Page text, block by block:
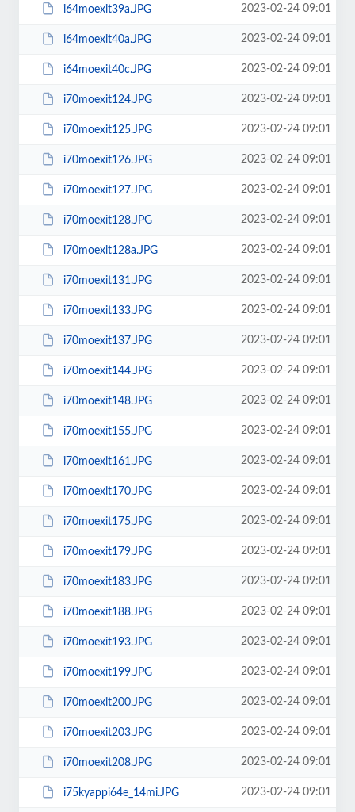
i64moexit39a.JPG 2023-02-24 09:01
i64moexit40a.JPG 2023-02-24 09:01
i64moexit40c.JPG 2023-02-24 09:01
i70moexit124.JPG 2023-02-24 09:01
i70moexit125.JPG 2023-02-24 09:01
i70moexit126.JPG 2023-02-24 09:01
i70moexit127.JPG 2023-02-24 09:01
i70moexit128.JPG 2023-02-24 09:01
i70moexit128a.JPG 2023-02-24 09:01
i70moexit131.JPG 2023-02-24 09:01
i70moexit133.JPG 2023-02-24 09:01
i70moexit137.JPG 2023-02-24 09:01
i70moexit144.JPG 2023-02-24 09:01
i70moexit148.JPG 2023-02-24 09:01
i70moexit155.JPG 2023-02-24 09:01
i70moexit161.JPG 2023-02-24 09:01
i70moexit170.JPG 2023-02-24 09:01
i70moexit175.JPG 2023-02-24 09:01
i70moexit179.JPG 2023-02-24 09:01
i70moexit183.JPG 2023-02-24 09:01
i70moexit188.JPG 2023-02-24 09:01
i70moexit193.JPG 2023-02-24 09:01
i70moexit199.JPG 2023-02-24 09:01
i70moexit200.JPG 2023-02-24 09:01
i70moexit203.JPG 2023-02-24 09:01
i70moexit208.JPG 2023-02-24 09:01
i75kyappi64e_14mi.JPG 2023-02-24 09:01